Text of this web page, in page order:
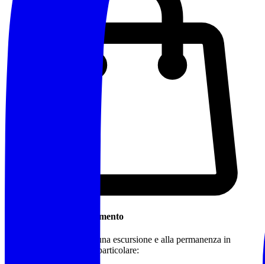
Cosa Portare / Abbigliamento
Abbigliamento idoneo a una escursione e alla permanenza in
montagna o in natura, in particolare: